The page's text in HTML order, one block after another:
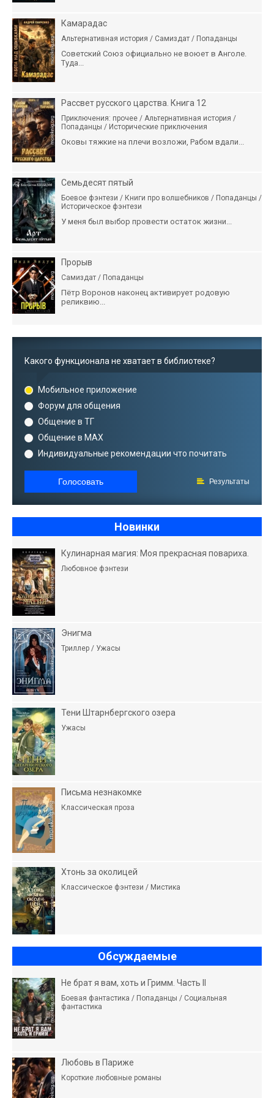
Камарадас
Альтернативная история / Самиздат / Попаданцы
Советский Союз официально не воюет в Анголе.
Туда...
Рассвет русского царства. Книга 12
Приключения: прочее / Альтернативная история /
Попаданцы / Исторические приключения
Оковы тяжкие на плечи возложи, Рабом вдали...
Семьдесят пятый
Боевое фэнтези / Книги про волшебников / Попаданцы /
Историческое фэнтези
У меня был выбор провести остаток жизни...
Прорыв
Самиздат / Попаданцы
Пётр Воронов наконец активирует родовую
реликвию...
Какого функционала не хватает в библиотеке?
Мобильное приложение
Форум для общения
Общение в ТГ
Общение в MAX
Индивидуальные рекомендации что почитать
Голосовать Результаты
Новинки
Кулинарная магия: Моя прекрасная повариха.
Любовное фэнтези
Энигма
Триллер / Ужасы
Тени Штарнбергского озера
Ужасы
Письма незнакомке
Классическая проза
Хтонь за околицей
Классическое фэнтези / Мистика
Обсуждаемые
Не брат я вам, хоть и Гримм. Часть II
Боевая фантастика / Попаданцы / Социальная
фантастика
Любовь в Париже
Короткие любовные романы